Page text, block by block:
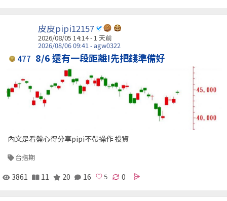
皮皮pipi12157
2026/08/05 14:14 - 1 天前
2026/08/06 09:41 - agw0322
477 8/6 還有一段距離!先把錢準備好
內文是看盤心得分享pipi不帶操作 投資
台指期
3861 11 20 16 0